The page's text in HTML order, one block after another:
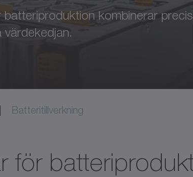
kombinerar
Batteritillverkning
för